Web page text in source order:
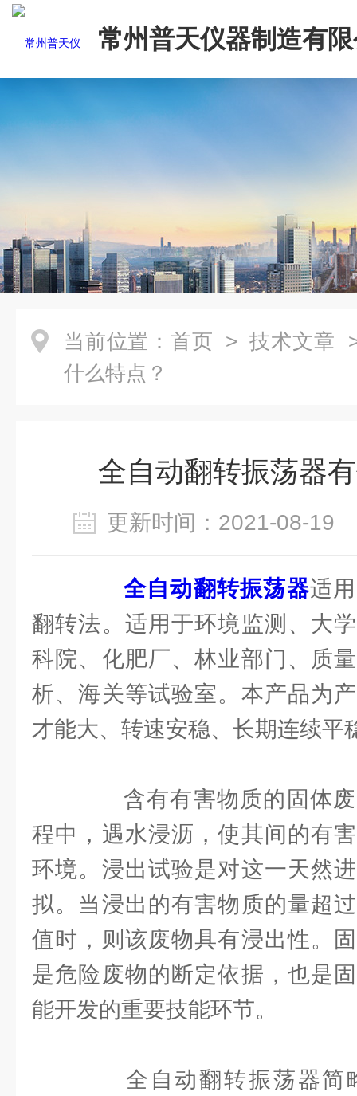
常州普天仪器制造有
当前位置： 首页 > 技术文章
什么特点？
全自动翻转振荡器
更新时间：2021-08-
全自动翻转振荡器适
翻转法。适用于环境监测、大
科院、化肥厂、林业部门、质
析、海关等试验室。本产品为
才能大、转速安稳、长期连续平
含有有害物质的固体废
程中，遇水浸沥，使其间的有
环境。浸出试验是对这一天然
拟。当浸出的有害物质的量超
值时，则该废物具有浸出性。
是危险废物的断定依据，也是
能开发的重要技能环节。
全自动翻转振荡器简